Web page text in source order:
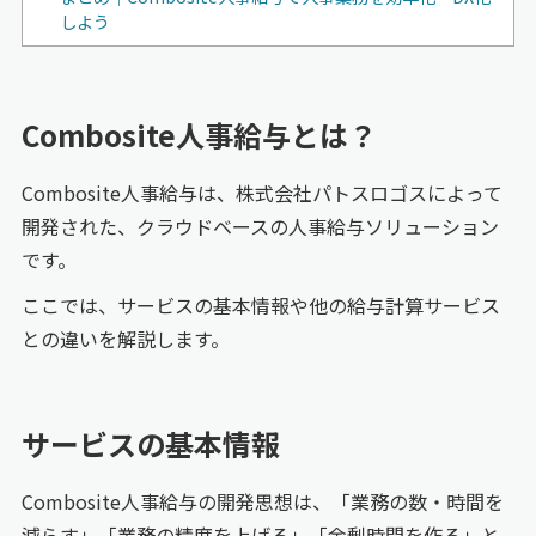
しよう
Combosite人事給与とは？
Combosite人事給与は、株式会社パトスロゴスによって
開発された、クラウドベースの人事給与ソリューション
です。
ここでは、サービスの基本情報や他の給与計算サービス
との違いを解説します。
サービスの基本情報
Combosite人事給与の開発思想は、「業務の数・時間を